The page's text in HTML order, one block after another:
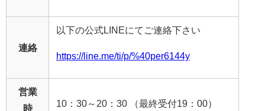
連絡
以下の公式LINEにてご連絡下さい
https://line.me/ti/p/%40per6144y
営業
時
10：30～20：30 （最終受付19：00）